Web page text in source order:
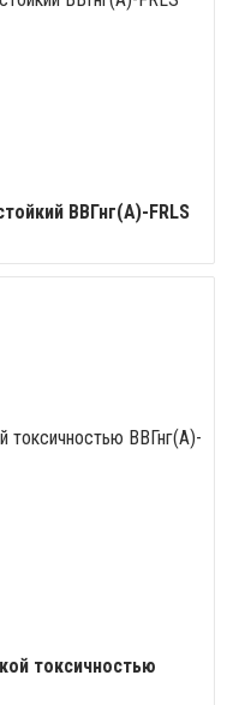
ВВГнг(А)-FRLS
токсичностью